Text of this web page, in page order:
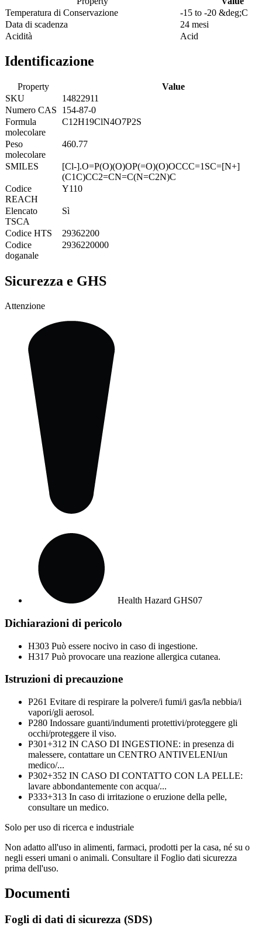
Temperatura di Conservazione
-15 to -20 &deg;C
Data di scadenza
24 mesi
Acidità
Acid
Identificazione
Property
Value
SKU
14822911
Numero CAS
154-87-0
Formula
molecolare
C12H19ClN4O7P2S
Peso
molecolare
460.77
SMILES
[Cl-].O=P(O)(O)OP(=O)(O)OCCC=1SC=[N+]
(C1C)CC2=CN=C(N=C2N)C
Codice
REACH
Y110
Elencato
TSCA
Sì
Codice HTS
29362200
Codice
doganale
2936220000
Sicurezza e GHS
Attenzione
Health Hazard GHS07
Dichiarazioni di pericolo
H303 Può essere nocivo in caso di ingestione.
H317 Può provocare una reazione allergica cutanea.
Istruzioni di precauzione
P261 Evitare di respirare la polvere/i fumi/i gas/la nebbia/i
vapori/gli aerosol.
P280 Indossare guanti/indumenti protettivi/proteggere gli
occhi/proteggere il viso.
P301+312 IN CASO DI INGESTIONE: in presenza di
malessere, contattare un CENTRO ANTIVELENI/un
medico/...
P302+352 IN CASO DI CONTATTO CON LA PELLE:
lavare abbondantemente con acqua/...
P333+313 In caso di irritazione o eruzione della pelle,
consultare un medico.
Solo per uso di ricerca e industriale
Non adatto all'uso in alimenti, farmaci, prodotti per la casa, né su o
negli esseri umani o animali. Consultare il Foglio dati sicurezza
prima dell'uso.
Documenti
Fogli di dati di sicurezza (SDS)